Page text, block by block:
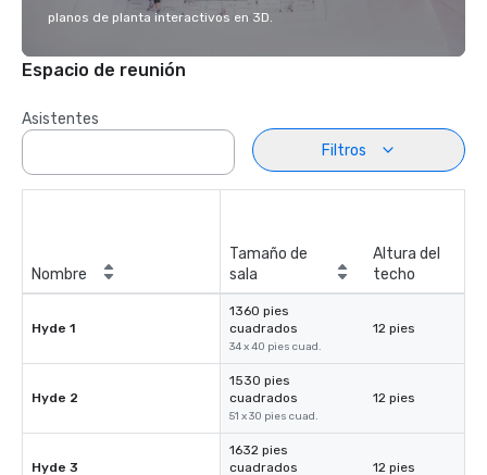
planos de planta interactivos en 3D.
Espacio de reunión
Asistentes
Filtros
Nombre
Tamaño de
sala
Altura del
techo
Hyde 1
1360 pies
cuadrados
34 x 40 pies cuad.
12 pies
Hyde 2
1530 pies
cuadrados
51 x 30 pies cuad.
12 pies
Hyde 3
1632 pies
cuadrados
12 pies